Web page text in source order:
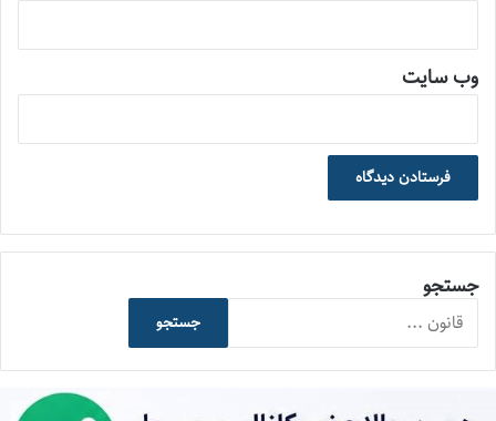
وب‌ سایت
جستجو
جستجو